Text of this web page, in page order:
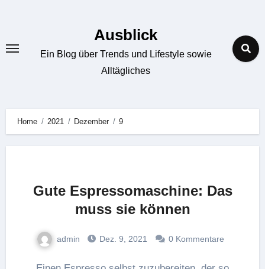
Ausblick
Ein Blog über Trends und Lifestyle sowie
Alltägliches
Home 2021 Dezember 9
Gute Espressomaschine: Das
muss sie können
admin Dez. 9, 2021 0 Kommentare